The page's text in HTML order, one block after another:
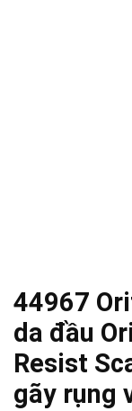
44967
da đầu
Resist
gãy rụng